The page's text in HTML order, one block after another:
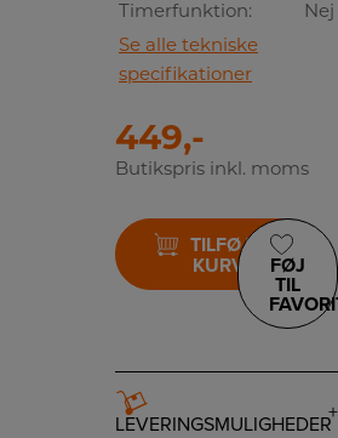
Timerfunktion:
Nej
Se alle tekniske
specifikationer
449,-
Butikspris inkl. moms
TILFØJ TIL
KURV
FØJ
TIL
LEVERINGSMULIGHEDER